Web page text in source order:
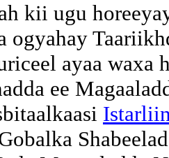
kii ugu
ogyahay
ayaa waxa
ee